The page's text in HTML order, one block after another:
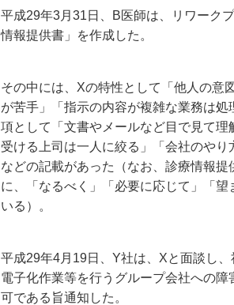
平成29年3月31日、B医師は、リワーク
情報提供書」を作成した。
その中には、Xの特性として「他人の意
が苦手」「指示の内容が複雑な業務は
項として「文書やメールなど目で見て
受ける上司は一人に絞る」「会社のやり
などの記載があった（なお、診療情報
に、「なるべく」「必要に応じて」「
いる）。
平成29年4月19日、Y社は、Xと面談し
電子化作業等を行うグループ会社への
可である旨通知した。